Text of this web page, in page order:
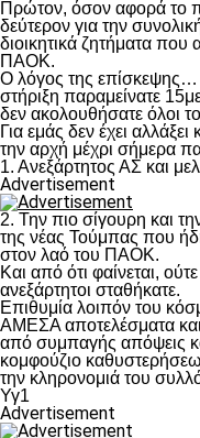
Πρώτον, όσον αφορά το
δεύτερον για την
διοικητικά ζητήματα
ΠΑΟΚ.
Ο λόγος της επίσκεψης…
στήριξη παραμείνατε
δεν ακολουθήσατε όλοι
Για εμάς δεν έχει
την αρχή μέχρι σήμερα
1. Ανεξάρτητος ΑΣ και
Advertisement
2. Την πιο σίγουρη και
της νέας Τούμπας που
στον λαό του ΠΑΟΚ.
Και από ότι φαίνεται,
ανεξάρτητοι σταθήκατε.
Επιθυμία λοιπόν του
ΑΜΕΣΑ αποτελέσματα και
από συμπαγής απόψεις
κομφούζιο
την κληρονομιά του
Υγ1
Advertisement